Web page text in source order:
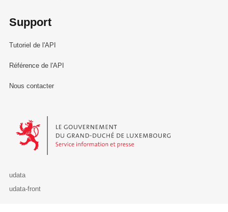
Support
Tutoriel de l'API
Référence de l'API
Nous contacter
Le Gouvernement du Grand-Duché de Luxembourg - Service
udata
udata-front